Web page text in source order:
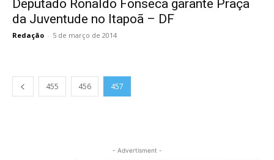
Deputado Ronaldo Fonseca garante Praça
da Juventude no Itapoã – DF
Redação - 5 de março de 2014
455 456 457
- Advertisment -